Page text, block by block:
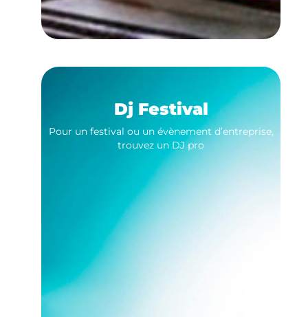
Dj Festival
Pour un festival ou un évènement d’entreprise,
trouvez un DJ pro